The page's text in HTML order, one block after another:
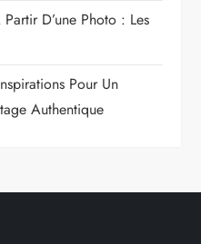
D’une Photo : Les
Pour Un
Authentique